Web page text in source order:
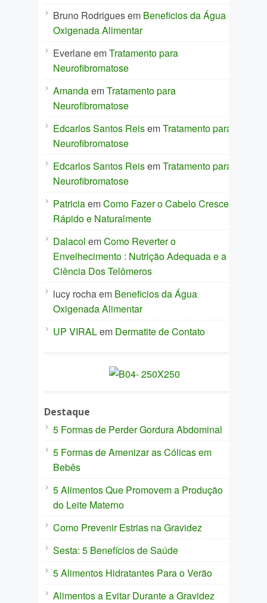
Bruno Rodriguesem Beneficios da Água
Oxigenada Alimentar
EverlaneemTratamento para
Neurofibromatose
AmandaemTratamento para
Neurofibromatose
Edcarlos Santos ReisemTratamento para
Neurofibromatose
Edcarlos Santos ReisemTratamento para
Neurofibromatose
PatriciaemComo Fazer o Cabelo Crescer
Rápido e Naturalmente
Dalacol emComo Reverter o
Envelhecimento : Nutrição Adequada e a
Ciência Dos Telômeros
lucy rochaem Beneficios da Água
Oxigenada Alimentar
UP VIRALem Dermatite de Contato
Destaque
5 Formas de Perder Gordura Abdominal
5 Formas de Amenizar as Cólicas em
Bebês
5 Alimentos Que Promovem a Produção
do Leite Materno
Como Prevenir Estrias na Gravidez
Sesta: 5 Benefícios de Saúde
5 Alimentos Hidratantes Para o Verão
Alimentos a Evitar Durante a Gravidez